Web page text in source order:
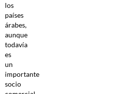
los
países
árabes,
aunque
todavía
es
un
importante
socio